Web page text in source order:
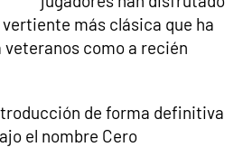
más clásica que ha
como a recién
de forma definitiva
el nombre Cero